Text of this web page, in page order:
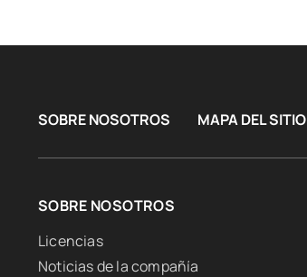
SOBRE NOSOTROS MAPA DEL SITIO
SOBRE NOSOTROS
Licencias
Noticias de la compañía